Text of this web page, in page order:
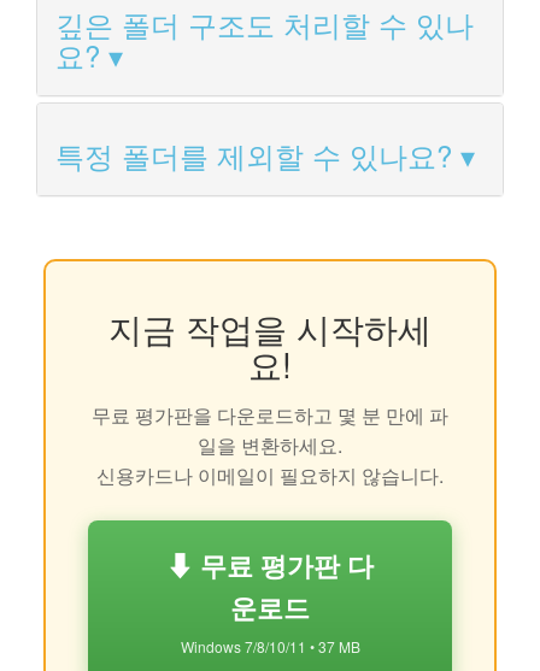
깊은 폴더 구조도 처리할 수 있나
요?
특정 폴더를 제외할 수 있나요?
지금 작업을 시작하세
요!
무료 평가판을 다운로드하고 몇 분 만에 파
일을 변환하세요.
신용카드나 이메일이 필요하지 않습니다.
⬇ 무료 평가판 다
운로드
Windows 7/8/10/11 • 37 MB